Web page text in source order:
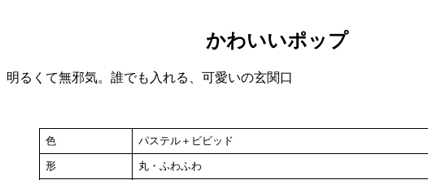
かわいいポップ
明るくて無邪気。誰でも入れる、可愛いの玄関口
色 パステル＋ビビッド
形 丸・ふわふわ